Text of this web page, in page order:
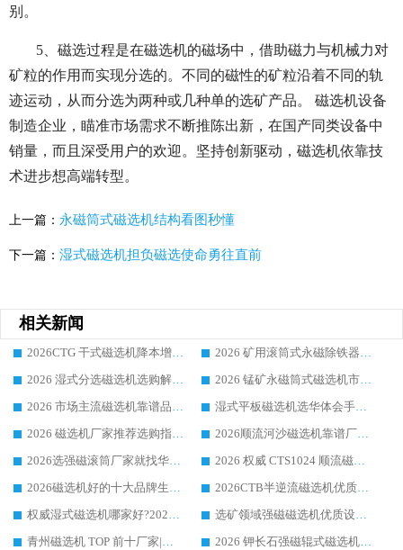
别。
5、磁选过程是在磁选机的磁场中，借助磁力与机械力对
矿粒的作用而实现分选的。不同的磁性的矿粒沿着不同的轨
迹运动，从而分选为两种或几种单的选矿产品。 磁选机设备
制造企业，瞄准市场需求不断推陈出新，在国产同类设备中
销量，而且深受用户的欢迎。坚持创新驱动，磁选机依靠技
术进步想高端转型。
上一篇： 永磁筒式磁选机结构看图秒懂
下一篇： 湿式磁选机担负磁选使命勇往直前
相关新闻
2026CTG 干式磁选机降本增效选购指南 选矿行业口碑稳定专业生产强者盘点
2026 矿用滚筒式永磁除铁器厂家榜单 行业实力派源头厂商选购干货指南
2026 湿式分选磁选机选购解析，华体会手机网页版-华体会(中国) 设备综合实力详解
2026 锰矿永磁筒式磁选机市场主流客户推荐生产厂家口碑精选
2026 市场主流磁选机靠谱品牌推荐 案例厂家华体会手机网页版-华体会(中国) 大众倾心之选
湿式平板磁选机选华体会手机网页版-华体会(中国) _2026靠谱厂家收获各地客户良好评价
2026 磁选机厂家推荐选购指南，实地走访参考华体会手机网页版-华体会(中国) 合作口碑表现
2026顺流河沙磁选机靠谱厂家推荐 华体会手机网页版-华体会(中国) 实力口碑精选
2026选强磁滚筒厂家就找华体会手机网页版-华体会(中国) _口碑过硬用料扎实_性价比优势突出
2026 权威 CTS1024 顺流磁选机精选生产厂家优质设备推荐
2026磁选机好的十大品牌生产厂家排名|华体会手机网页版-华体会(中国) 凭实力入磅
2026CTB半逆流磁选机优质厂家推荐：华体会手机网页版-华体会(中国) ，行业标杆生产厂家
权威湿式磁选机哪家好?2026 实测榜单出炉，潍坊华体会手机网页版-华体会(中国) 大厂实力领跑
选矿领域强磁磁选机优质设备推荐榜 TOP1：潍坊华体会手机网页版-华体会(中国) 凭实力出圈
青州磁选机 TOP 前十厂家|靠谱品牌怎么选?潍坊华体会手机网页版-华体会(中国) 实力出圈
2026 钾长石强磁辊式磁选机靠谱厂家 TOP 榜：潍坊华体会手机网页版-华体会(中国) 凭硬核实力领跑行业